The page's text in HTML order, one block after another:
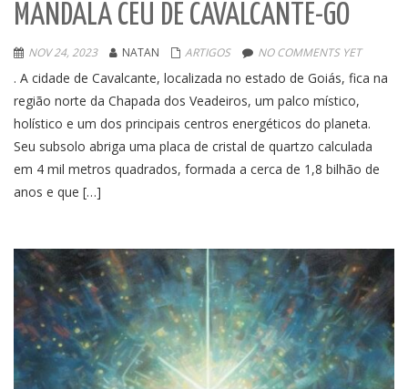
MANDALA CÉU DE CAVALCANTE-GO
NOV 24, 2023 NATAN ARTIGOS NO COMMENTS YET
. A cidade de Cavalcante, localizada no estado de Goiás, fica na
região norte da Chapada dos Veadeiros, um palco místico,
holístico e um dos principais centros energéticos do planeta.
Seu subsolo abriga uma placa de cristal de quartzo calculada
em 4 mil metros quadrados, formada a cerca de 1,8 bilhão de
anos e que […]